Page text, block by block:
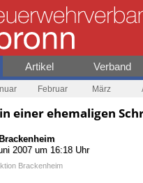
Artikel Verband
Februar März
einer ehemaligen
2007 um 16:18 Uhr
Brackenheim